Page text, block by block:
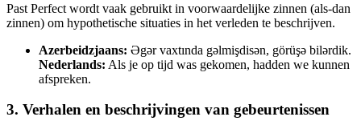
Past Perfect wordt vaak gebruikt in voorwaardelijke zinnen (als-dan
zinnen) om hypothetische situaties in het verleden te beschrijven.
Azerbeidzjaans: Əgər vaxtında gəlmişdisən, görüşə bilərdik.
Nederlands: Als je op tijd was gekomen, hadden we kunnen
afspreken.
3. Verhalen en beschrijvingen van gebeurtenissen